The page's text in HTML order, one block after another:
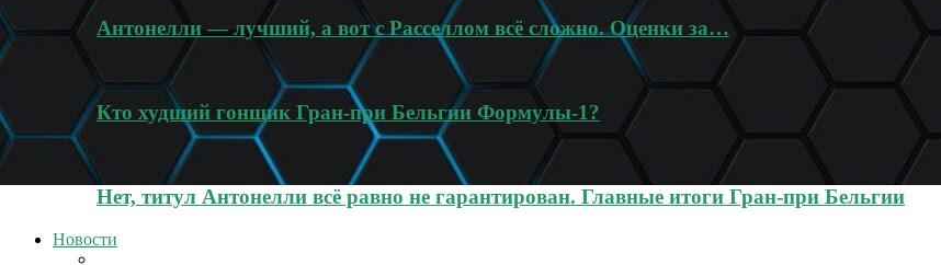
Антонелли — лучший, а вот с Расселлом всё сложно. Оценки за…
Кто худший гонщик Гран-при Бельгии Формулы-1?
Нет, титул Антонелли всё равно не гарантирован. Главные итоги Гран-при Бельгии
Новости